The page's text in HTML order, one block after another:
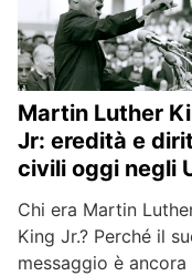
Martin Luther
Jr: eredità e
civili oggi negli
Chi era Martin
King Jr.? Perché il
messaggio è ancora